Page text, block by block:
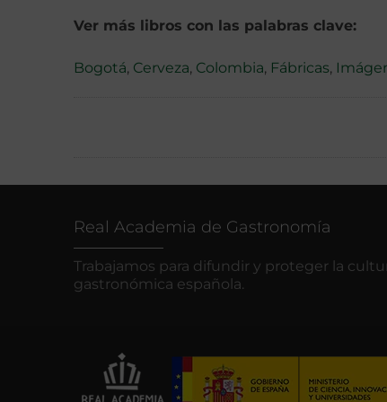
Ver más libros con las palabras clave:
Bogotá, Cerveza, Colombia, Fábricas,
Real Academia de Gastronomía
Trabajamos para difundir y proteger la
gastronómica española.